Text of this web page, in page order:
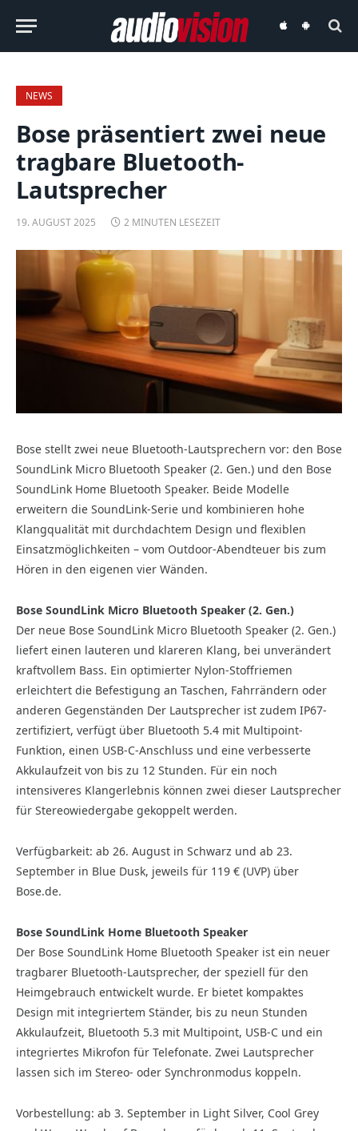
audiovisionaudiovision
NEWS
Bose präsentiert zwei neue
tragbare Bluetooth-
Lautsprecher
19. AUGUST 2025 2 MINUTEN LESEZEIT
Bose stellt zwei neue Bluetooth-Lautsprechern vor: den Bose
SoundLink Micro Bluetooth Speaker (2. Gen.) und den Bose
SoundLink Home Bluetooth Speaker. Beide Modelle
erweitern die SoundLink-Serie und kombinieren hohe
Klangqualität mit durchdachtem Design und flexiblen
Einsatzmöglichkeiten – vom Outdoor-Abendteuer bis zum
Hören in den eigenen vier Wänden.
Bose SoundLink Micro Bluetooth Speaker (2. Gen.)
Der neue Bose SoundLink Micro Bluetooth Speaker (2. Gen.)
liefert einen lauteren und klareren Klang, bei unverändert
kraftvollem Bass. Ein optimierter Nylon-Stoffriemen
erleichtert die Befestigung an Taschen, Fahrrändern oder
anderen Gegenständen Der Lautsprecher ist zudem IP67-
zertifiziert, verfügt über Bluetooth 5.4 mit Multipoint-
Funktion, einen USB-C-Anschluss und eine verbesserte
Akkulaufzeit von bis zu 12 Stunden. Für ein noch
intensiveres Klangerlebnis können zwei dieser Lautsprecher
für Stereowiedergabe gekoppelt werden.
Verfügbarkeit: ab 26. August in Schwarz und ab 23.
September in Blue Dusk, jeweils für 119 € (UVP) über
Bose.de.
Bose SoundLink Home Bluetooth Speaker
Der Bose SoundLink Home Bluetooth Speaker ist ein neuer
tragbarer Bluetooth-Lautsprecher, der speziell für den
Heimgebrauch entwickelt wurde. Er bietet kompaktes
Design mit integriertem Ständer, bis zu neun Stunden
Akkulaufzeit, Bluetooth 5.3 mit Multipoint, USB-C und ein
integriertes Mikrofon für Telefonate. Zwei Lautsprecher
lassen sich im Stereo- oder Synchronmodus koppeln.
Vorbestellung: ab 3. September in Light Silver, Cool Grey